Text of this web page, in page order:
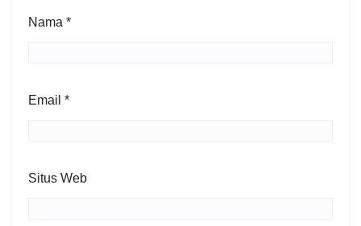
Nama *
Email *
Situs Web